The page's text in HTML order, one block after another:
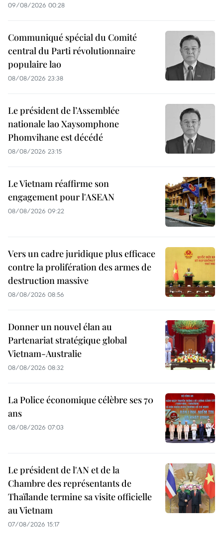
09/08/2026 00:28
Communiqué spécial du Comité
central du Parti révolutionnaire
populaire lao
08/08/2026 23:38
Le président de l’Assemblée
nationale lao Xaysomphone
Phomvihane est décédé
08/08/2026 23:15
Le Vietnam réaffirme son
engagement pour l'ASEAN
08/08/2026 09:22
Vers un cadre juridique plus efficace
contre la prolifération des armes de
destruction massive
08/08/2026 08:56
Donner un nouvel élan au
Partenariat stratégique global
Vietnam-Australie
08/08/2026 08:32
La Police économique célèbre ses 70
ans
08/08/2026 07:03
Le président de l'AN et de la
Chambre des représentants de
Thaïlande termine sa visite officielle
au Vietnam
07/08/2026 15:17